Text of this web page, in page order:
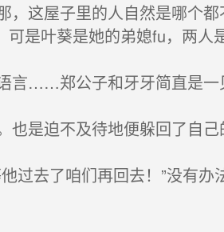
这屋子里的人自然是哪个
是叶葵是她的弟媳fu，两人
言……郑公子和牙牙简直是一
是迫不及待地便躲回了自己
过去了咱们再回去！”没有